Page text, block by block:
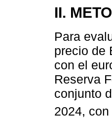
II.
Para
precio de
con el
Reserva
conjunto
2024,